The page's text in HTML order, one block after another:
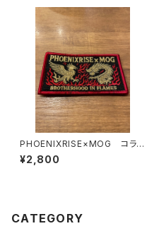
PHOENIXRISE×MOG コラ
ボ刺繍ワッペン
¥2,800
CATEGORY